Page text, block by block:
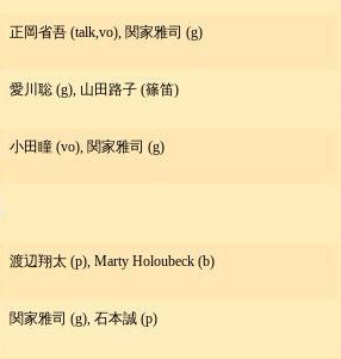
正岡省吾 (talk,vo), 関家雅司 (g)
愛川聡 (g), 山田路子 (篠笛)
小田瞳 (vo), 関家雅司 (g)
渡辺翔太 (p), Marty Holoubeck (b)
関家雅司 (g), 石本誠 (p)